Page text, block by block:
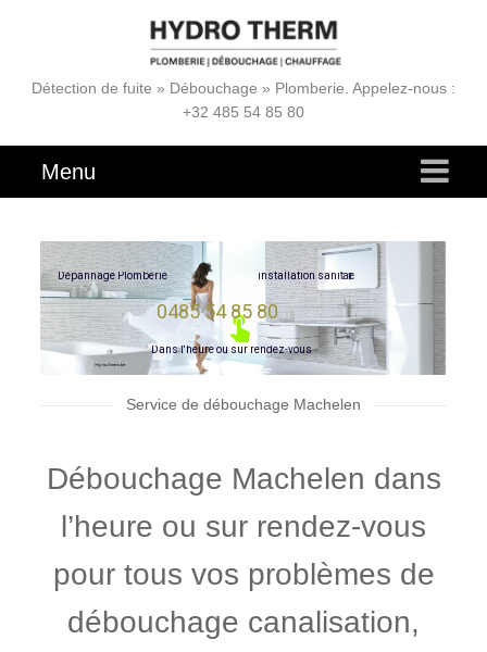
Détection de fuite » Débouchage » Plomberie. Appelez-nous :
+32 485 54 85 80
Menu
Dépannage Plomberie
0485 54 85 80
installation sanitair
Dansl'heureousur rendez-vous
Service de débouchage Machelen
Débouchage Machelen dans
l’heure ou sur rendez-vous
pour tous vos problèmes de
débouchage canalisation,